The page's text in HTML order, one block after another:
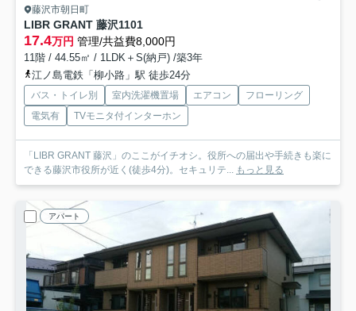
藤沢市朝日町
LIBR GRANT 藤沢1101
17.4万円 管理/共益費8,000円
11階 / 44.55㎡ / 1LDK＋S(納戸) /築3年
江ノ島電鉄「柳小路」駅 徒歩24分
バス・トイレ別 室内洗濯機置場 エアコン
フローリング
電気有
TVモニタ付インターホン
「LIBR GRANT 藤沢」のここがイチオシ。役所への届出や手続きも楽に
できる藤沢市役所が近く(徒歩4分)。セキュリテ... もっと見る
アパート